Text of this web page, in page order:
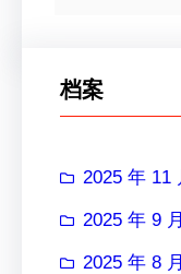
档案
2025 年 11
2025 年 9 月
2025 年 8 月